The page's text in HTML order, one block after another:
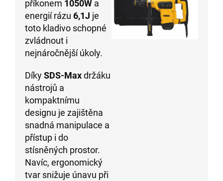
příkonem 1050W a
energií rázu 6,1J je
toto kladivo schopné
zvládnout i
nejnáročnější úkoly.
DíkySDS-Maxdržáku
nástrojů a
kompaktnímu
designu je zajištěna
snadná manipulace a
přístup i do
stísněných prostor.
Navíc, ergonomický
tvar snižuje únavu při